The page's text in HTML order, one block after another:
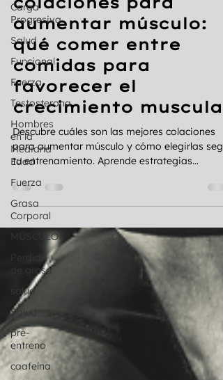
Carga
Progresiva
Salud
Funcional
Fuerza
Testosterona
Hombres
en la
Mediana
Edad
Fuerza
Grasa
Corporal
MÚSCULO
Perdida
de grasa
salud
Salud
pre-
entreno
caafeína
Las mejores
colaciones para
aumentar músculo:
qué comer entre
comidas para
favorecer el
crecimiento muscular
Descubre cuáles son las mejores colaciones
para aumentar músculo y cómo elegirlas
tu entrenamiento. Aprende estrategias
respaldadas por la ciencia.